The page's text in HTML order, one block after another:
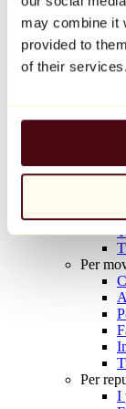
may combine it
provided to
of their services.
Balloon Dog
Jeff Koons
10.000 €
Artisti
Per
Per
I